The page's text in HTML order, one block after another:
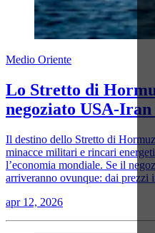
Medio Oriente
Lo Stretto di
negoziato USA-Iran
Il destino dello Stretto di
minacce militari e rincari
l’economia mondiale. Se il
arriveranno ovunque: dai prezzi
apr 12, 2026